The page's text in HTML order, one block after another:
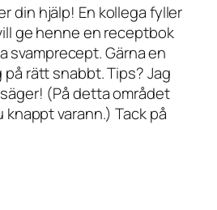
din hjälp! En kollega fyller
ge henne en receptbok
svamprecept. Gärna en
rätt snabbt. Tips? Jag
(På detta området
knappt varann.) Tack på